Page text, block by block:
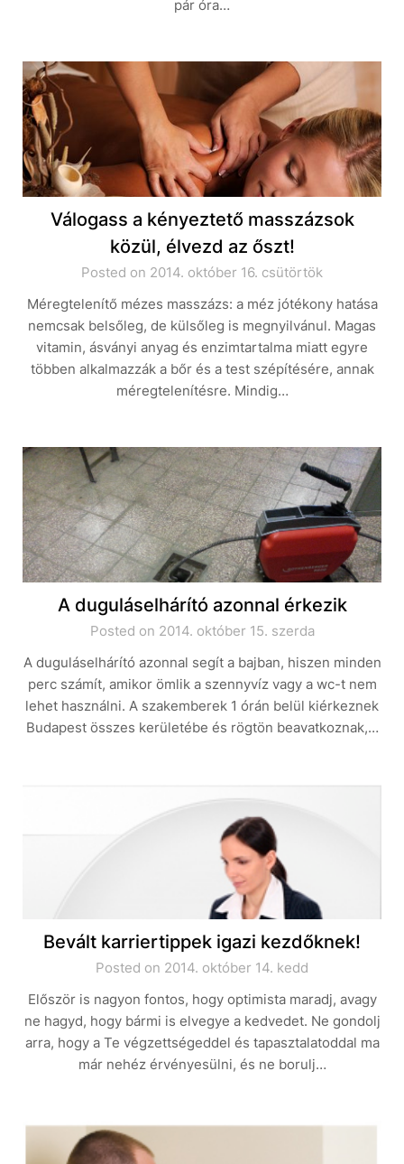
pár óra…
Válogass a kényeztető masszázsok
közül, élvezd az őszt!
Posted on 2014. október 16. csütörtök
Méregtelenítő mézes masszázs: a méz jótékony hatása
nemcsak belsőleg, de külsőleg is megnyilvánul. Magas
vitamin, ásványi anyag és enzimtartalma miatt egyre
többen alkalmazzák a bőr és a test szépítésére, annak
méregtelenítésre. Mindig…
A duguláselhárító azonnal érkezik
Posted on 2014. október 15. szerda
A duguláselhárító azonnal segít a bajban, hiszen minden
perc számít, amikor ömlik a szennyvíz vagy a wc-t nem
lehet használni. A szakemberek 1 órán belül kiérkeznek
Budapest összes kerületébe és rögtön beavatkoznak,…
Bevált karriertippek igazi kezdőknek!
Posted on 2014. október 14. kedd
Először is nagyon fontos, hogy optimista maradj, avagy
ne hagyd, hogy bármi is elvegye a kedvedet. Ne gondolj
arra, hogy a Te végzettségeddel és tapasztalatoddal ma
már nehéz érvényesülni, és ne borulj…